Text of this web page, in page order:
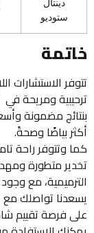
دينتال
ستوديو
الاستشارات
ومريحة في
مضمونة وأسعار
بياضًا وصحةً.
وتتوفر راحة تامة
متطورة ومهدئات
مع وجود
تواصلك مع
فرصة تقييم شامل